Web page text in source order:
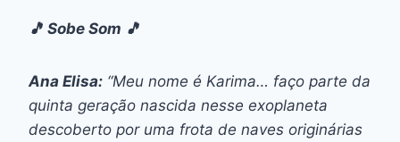
🎵 Sobe Som 🎵
Ana Elisa: “Meu nome é Karima… faço parte da
quinta geração nascida nesse exoplaneta
descoberto por uma frota de naves originárias